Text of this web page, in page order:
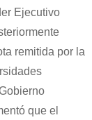
Ejecutivo
remitida por la
que el